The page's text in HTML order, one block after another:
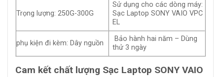
Trọng lượng: 250G-300G
Sử dụng cho các dòng máy:
Sạc Laptop SONY VAIO VPC
EL
phụ kiện đi kèm: Dây nguồn
Bảo hành hai năm – Dùng
thử 3 ngày
Cam kết chất lượng Sạc Laptop SONY VAIO